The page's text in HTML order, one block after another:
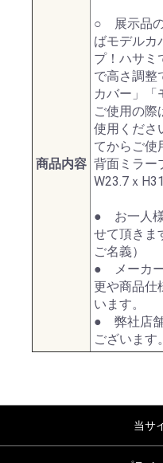
商品内容
○ 展示品の
ばモデルカ
プ！ハサミ
で高さ調整
カバー」「
ご使用の際
使用くださ
てからご使
背面ミラー
W23.7ｘ
● お一人様
せて頂きま
ご名義）
● メーカー
更や商品仕
います。
● 弊社店舗
ございます。
当サ